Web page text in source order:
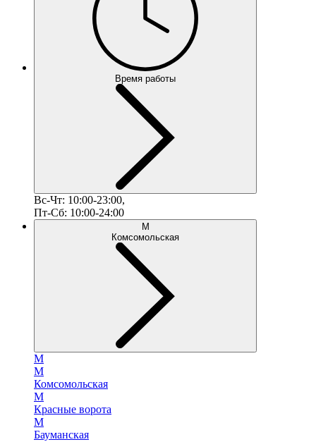
Время работы
Вс-Чт: 10:00-23:00,
Пт-Сб: 10:00-24:00
М
Комсомольская
М
М
Комсомольская
М
Красные ворота
М
Бауманская